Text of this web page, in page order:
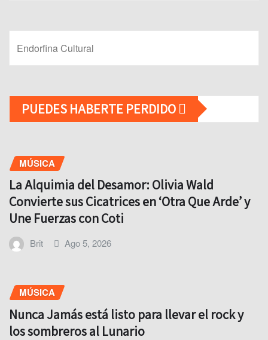
Endorfina Cultural
PUEDES HABERTE PERDIDO
MÚSICA
La Alquimia del Desamor: Olivia Wald
Convierte sus Cicatrices en ‘Otra Que Arde’ y
Une Fuerzas con Coti
Brit Ago 5, 2026
MÚSICA
Nunca Jamás está listo para llevar el rock y
los sombreros al Lunario